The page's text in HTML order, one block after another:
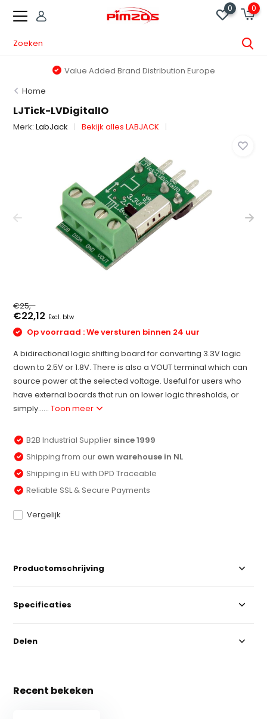
0 0
Value Added Brand Distribution Europe
Home
LJTick-LVDigitalIO
Merk:LabJack Bekijk alles LABJACK
€25,-
€22,12 Excl. btw
Op voorraad : We versturen binnen 24 uur
A bidirectional logic shifting board for converting 3.3V logic
down to 2.5V or 1.8V. There is also a VOUT terminal which can
source power at the selected voltage. Useful for users who
have external boards that run on lower logic thresholds, or
simply......Toon meer
B2B Industrial Supplier since 1999
Shipping from our own warehouse in NL
Shipping in EU with DPD Traceable
Reliable SSL & Secure Payments
Vergelijk
Productomschrijving
Specificaties
Delen
Recent bekeken